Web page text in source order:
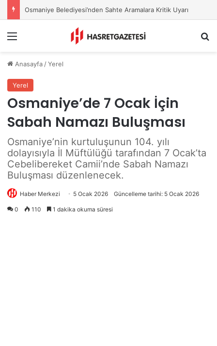
İŞKUR Osmaniye’den Üniversitelilere Kariyer Desteği
Anasayfa /Yerel
Yerel
Osmaniye’de 7 Ocak İçin
Sabah Namazı Buluşması
Osmaniye’nin kurtuluşunun 104. yılı
dolayısıyla İl Müftülüğü tarafından 7 Ocak’ta
Cebelibereket Camii’nde Sabah Namazı
Buluşması düzenlenecek.
Haber Merkezi 5 Ocak 2026 Güncelleme tarihi: 5 Ocak 2026
0 110 1 dakika okuma süresi